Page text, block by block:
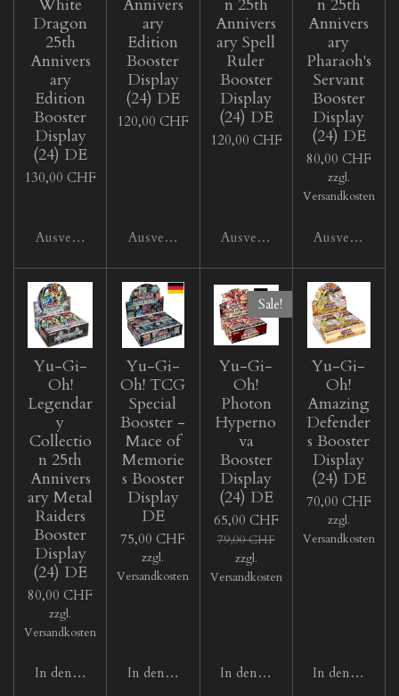
White
Dragon
25th
Annivers
ary
Edition
Booster
Display
(24) DE
130,00 CHF
Ausverkauft
Annivers
ary
Edition
Booster
Display
(24) DE
120,00 CHF
Ausverkauft
n 25th
Annivers
ary Spell
Ruler
Booster
Display
(24) DE
120,00 CHF
Ausverkauft
n 25th
Annivers
ary
Pharaoh's
Servant
Booster
Display
(24) DE
80,00 CHF
zzgl.
Versandkosten
Ausverkauft
Yu-Gi-
Oh!
Legendar
y
Collectio
n 25th
Annivers
ary Metal
Raiders
Booster
Display
(24) DE
80,00 CHF
zzgl.
Versandkosten
In den Warenkorb
Yu-Gi-
Oh! TCG
Special
Booster -
Mace of
Memorie
s Booster
Display
DE
75,00 CHF
zzgl.
Versandkosten
In den Warenkorb
Sale!
Yu-Gi-
Oh!
Photon
Hyperno
va
Booster
Display
(24) DE
65,00 CHF
79,00 CHF
zzgl.
Versandkosten
In den Warenkorb
Yu-Gi-
Oh!
Amazing
Defender
s Booster
Display
(24) DE
70,00 CHF
zzgl.
Versandkosten
In den